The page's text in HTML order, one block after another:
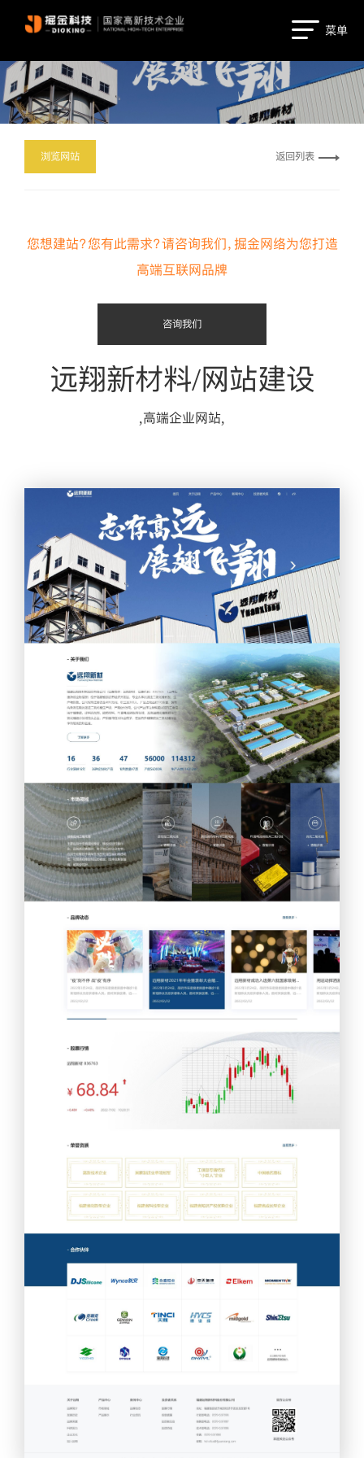
菜单
浏览网站 返回列表
您想建站？您有此需求？请咨询我们，掘金网络为您打造
高端互联网品牌
咨询我们
远翔新材料/网站建设
,高端企业网站,